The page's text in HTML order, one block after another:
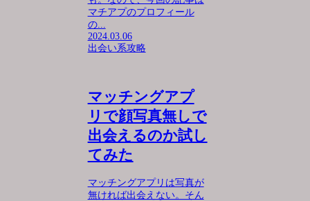
マチアプのプロフィール
の...
2024.03.06
出会い系攻略
マッチングアプ
リで顔写真無しで
出会えるのか試し
てみた
マッチングアプリは写真が
無ければ出会えない。そん